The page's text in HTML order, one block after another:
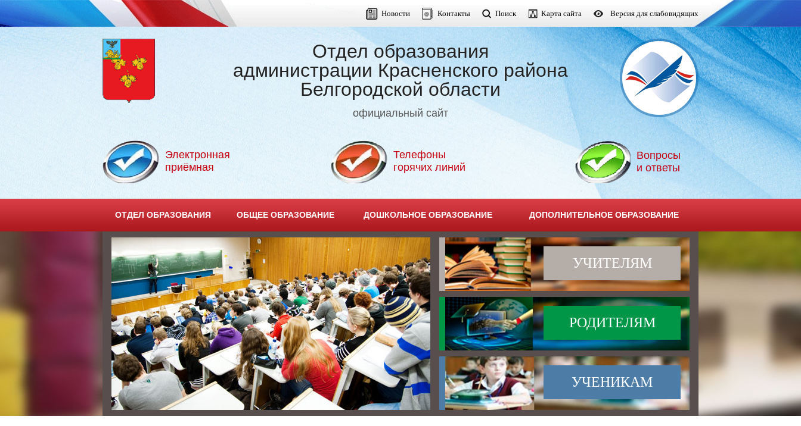
Новости Контакты Поиск Карта сайта Версия для слабовидящих
Отдел образования
администрации Красненского района
Белгородской области
официальный сайт
Электронная
приёмная
Телефоны
горячих линий
Вопросы
и ответы
ОТДЕЛ ОБРАЗОВАНИЯ ОБЩЕЕ ОБРАЗОВАНИЕ ДОШКОЛЬНОЕ ОБРАЗОВАНИЕ ДОПОЛНИТЕЛЬНОЕ ОБРАЗОВАНИЕ
УЧИТЕЛЯМ
РОДИТЕЛЯМ
УЧЕНИКАМ